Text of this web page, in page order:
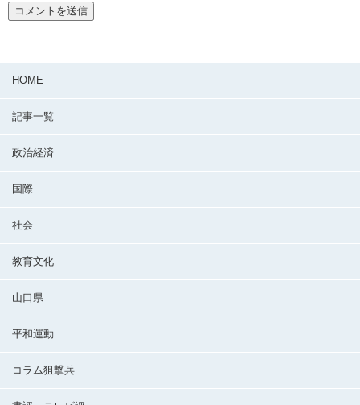
HOME
記事一覧
政治経済
国際
社会
教育文化
山口県
平和運動
コラム狙撃兵